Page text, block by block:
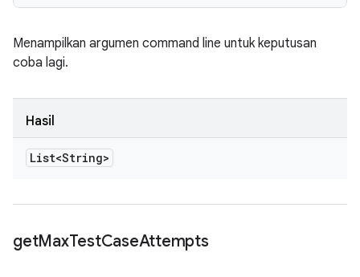
Menampilkan argumen command line untuk keputusan
coba lagi.
Hasil
List<String>
getMaxTestCaseAttempts